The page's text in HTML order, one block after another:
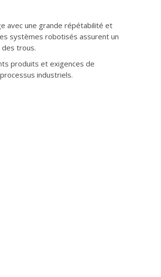
avec une grande répétabilité et
systèmes robotisés assurent un
trous.
produits et exigences de
industriels.